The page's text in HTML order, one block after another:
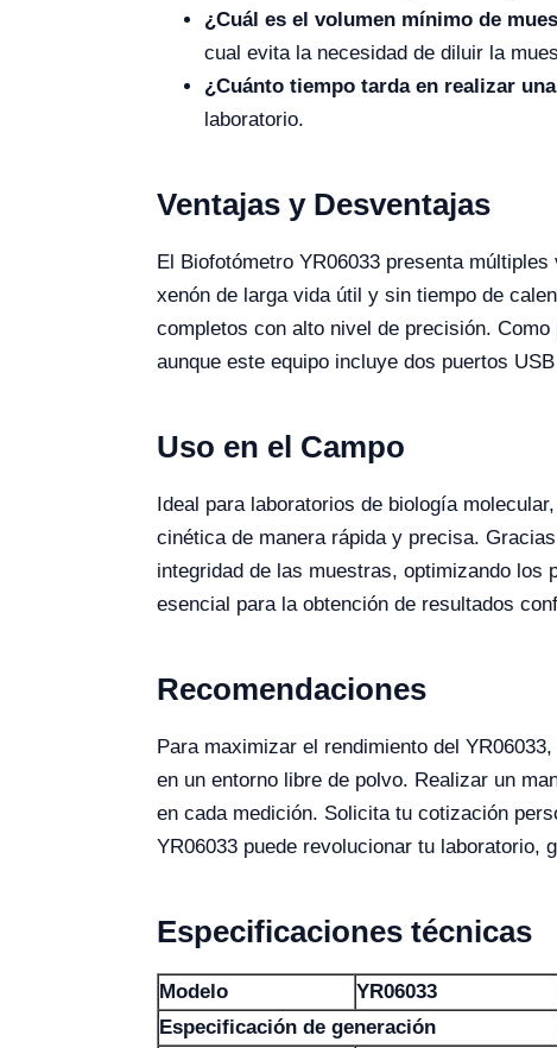
¿Cuál es el volumen mínimo de
cual evita la necesidad de diluir la
¿Cuánto tiempo tarda en realizar
laboratorio.
Ventajas y Desventajas
El Biofotómetro YR06033 presenta
xenón de larga vida útil y sin tiempo de
completos con alto nivel de precisión.
aunque este equipo incluye dos puertos
Uso en el Campo
Ideal para laboratorios de biología
cinética de manera rápida y precisa.
integridad de las muestras, optimizando
esencial para la obtención de resultados
Recomendaciones
Para maximizar el rendimiento del
en un entorno libre de polvo. Realizar un
en cada medición. Solicita tu cotización
YR06033 puede revolucionar tu laboratorio,
Especificaciones técnicas
Modelo
YR06033
Especificación de generación